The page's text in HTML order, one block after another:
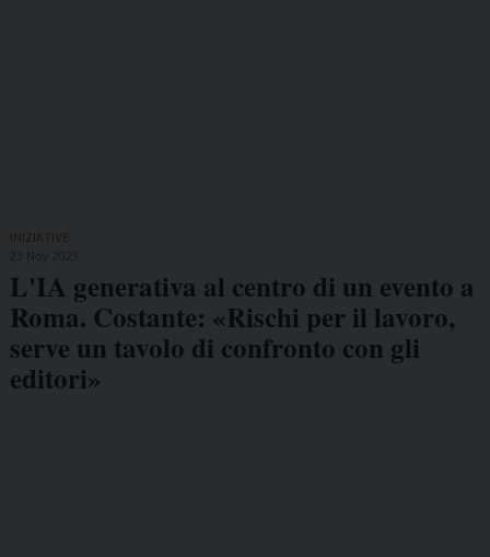
INIZIATIVE
L'IA generativa al centro di un evento a
Roma. Costante: «Rischi per il lavoro,
serve un tavolo di confronto con gli
editori»